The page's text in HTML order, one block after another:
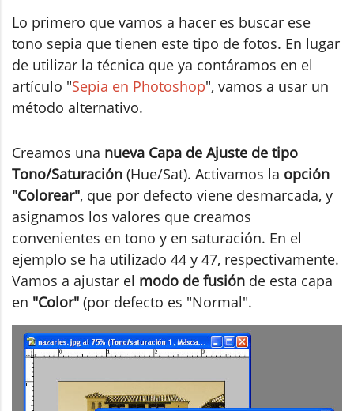
Lo primero que vamos a hacer es buscar ese
tono sepia que tienen este tipo de fotos. En lugar
de utilizar la técnica que ya contáramos en el
artículo "Sepia en Photoshop", vamos a usar un
método alternativo.
Creamos una nueva Capa de Ajuste de tipo
Tono/Saturación (Hue/Sat). Activamos la opción
"Colorear", que por defecto viene desmarcada, y
asignamos los valores que creamos
convenientes en tono y en saturación. En el
ejemplo se ha utilizado 44 y 47, respectivamente.
Vamos a ajustar el modo de fusión de esta capa
en "Color" (por defecto es "Normal".